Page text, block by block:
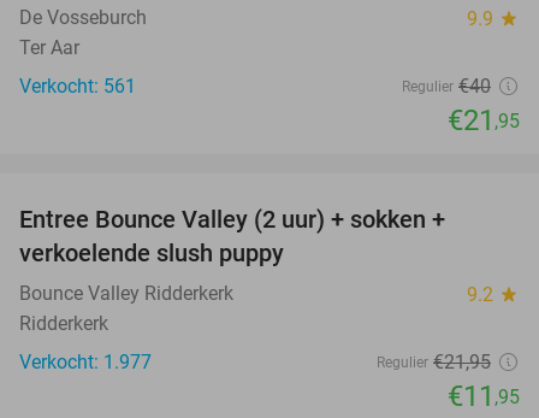
De Vosseburch 9.9 star
Ter Aar
Verkocht: 561
Regulier €40
€21 ,95
Entree Bounce Valley (2 uur) + sokken +
verkoelende slush puppy
Bounce Valley Ridderkerk 9.2 star
Ridderkerk
Verkocht: 1.977
Regulier €21,95
€11 ,95